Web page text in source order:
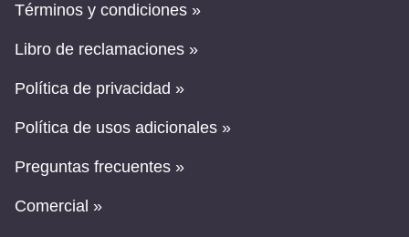
Términos y condiciones »
Libro de reclamaciones »
Política de privacidad »
Política de usos adicionales »
Preguntas frecuentes »
Comercial »